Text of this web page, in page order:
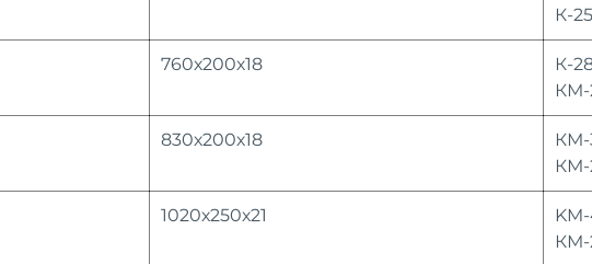
К-
760х200х18
К-
КМ-
830х200х18
КМ-
КМ-
1020х250х21
КМ-